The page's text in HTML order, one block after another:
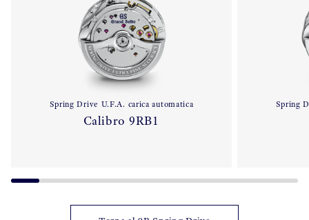
Spring Drive U.F.A. carica automatica
Calibro 9RB1
Spring